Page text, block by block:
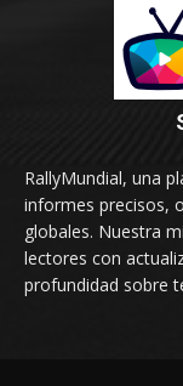
RallyMundial, una
informes precisos,
globales. Nuestra
lectores con
profundidad sobre